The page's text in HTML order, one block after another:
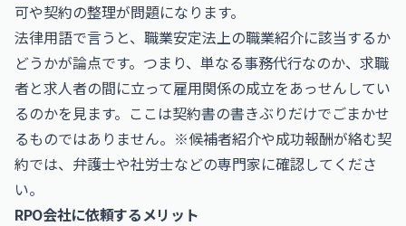
可や契約の整理が問題になります。
法律用語で言うと、職業安定法上の職業紹介に該当するか
どうかが論点です。つまり、単なる事務代行なのか、求職
者と求人者の間に立って雇用関係の成立をあっせんしてい
るのかを見ます。ここは契約書の書きぶりだけでごまかせ
るものではありません。※候補者紹介や成功報酬が絡む契
約では、弁護士や社労士などの専門家に確認してくださ
い。
RPO会社に依頼するメリット